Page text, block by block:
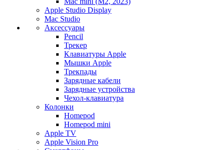
Apple Studio Display
Mac Studio
Аксессуары
Pencil
Трекер
Клавиатуры Apple
Мышки Apple
Трекпады
Зарядные кабели
Зарядные устройства
Чехол-клавиатура
Колонки
Homepod
Homepod mini
Apple TV
Apple Vision Pro